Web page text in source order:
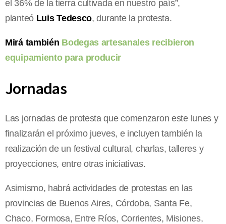
el 36% de la tierra cultivada en nuestro país”,
planteó Luis Tedesco, durante la protesta.
Mirá también Bodegas artesanales recibieron
equipamiento para producir
Jornadas
Las jornadas de protesta que comenzaron este lunes y
finalizarán el próximo jueves, e incluyen también la
realización de un festival cultural, charlas, talleres y
proyecciones, entre otras iniciativas.
Asimismo, habrá actividades de protestas en las
provincias de Buenos Aires, Córdoba, Santa Fe,
Chaco, Formosa, Entre Ríos, Corrientes, Misiones,